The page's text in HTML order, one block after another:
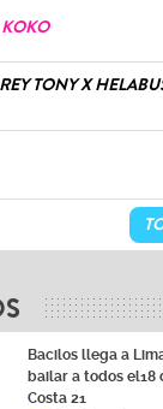
KOKO
TONY X
Bacilos llega a
bailar a todos el18
Costa 21